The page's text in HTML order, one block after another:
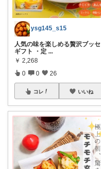
ysg145_s15
人気の味を楽しめる贅沢ブッセ
ギフト ・定 ...
￥ 2,268
0 0 26
コレ いいね